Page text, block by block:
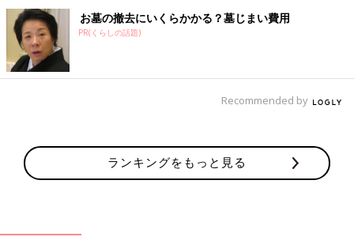
お墓の撤去にいくらかかる？墓じまい費用
PR(くらしの話題)
Recommended by
ランキングをもっと見る